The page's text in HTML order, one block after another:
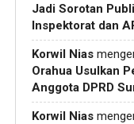
Jadi Sorotan
Inspektorat dan
Korwil Nias
Orahua Usulkan
Anggota DPRD
Korwil Nias